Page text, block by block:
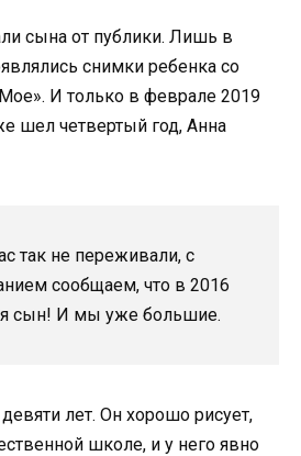
сына от публики. Лишь в
снимки ребенка со
И только в феврале 2019
шел четвертый год, Анна
так не переживали, с
сообщаем, что в 2016
сын! И мы уже большие.
лет. Он хорошо рисует,
школе, и у него явно